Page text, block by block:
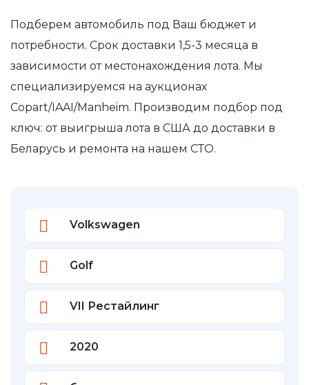
Подберем автомобиль под Ваш бюджет и
потребности. Срок доставки 1,5-3 месяца в
зависимости от местонахождения лота. Мы
специализируемся на аукционах
Copart/IAAI/Manheim. Производим подбор под
ключ: от выигрыша лота в США до доставки в
Беларусь и ремонта на нашем СТО.
Volkswagen
Golf
VII Рестайлинг
2020